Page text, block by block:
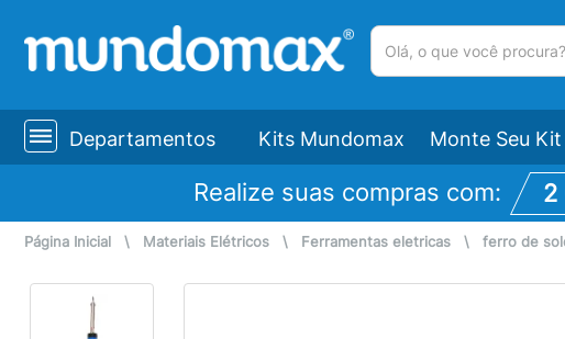
Departamentos Kits Mundomax Monte Seu Kit
Realize suas compras com: 2
Página Inicial \ Materiais Elétricos \ Ferramentas eletricas \ ferro de